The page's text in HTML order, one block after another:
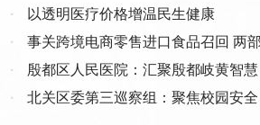
行异议后，2023年4月4日，淳安县人民法
替实体审理判决，以强制关联“属指示付款”
0127执异6号执行裁定。又虚构一个“第三人
0127执异7号执行裁定书，分别错误的驳回
人涌和公司的执行异议，该两份裁定与（
单，刷100返150”，刚开始给你几块钱甜头
日赚上万”，“老师”天天讲课喊你投钱，其实
员”。 “客服说退款”，接到电话说“你买的
财。 “公检法让你转账”？假的！接到自称
办法相比，新修订的办法压实食品生产经营
场监管部门监管职责、完善召回等级分级情
中，新修订的办法明确要求食品生产经营者
管理制度，规定食品经营者、食品集中交易
·
以透明医疗价格增温民生健康
·
事关跨境电商零售进口食品召回 两
·
殷都区人民医院：汇聚殷都岐黄智
·
北关区委第三巡察组：聚焦校园安